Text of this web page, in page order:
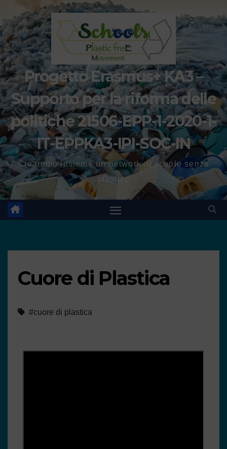
Progetto Erasmus+ KA3 –
Supporto per la riforma delle
politiche 21506-EPP-1-2020-1-
IT-EPPKA3-IPI-SOC-IN
Creaiamo insieme un network di scuole senza
plastica
Cuore di Plastica
#cuore di plastica